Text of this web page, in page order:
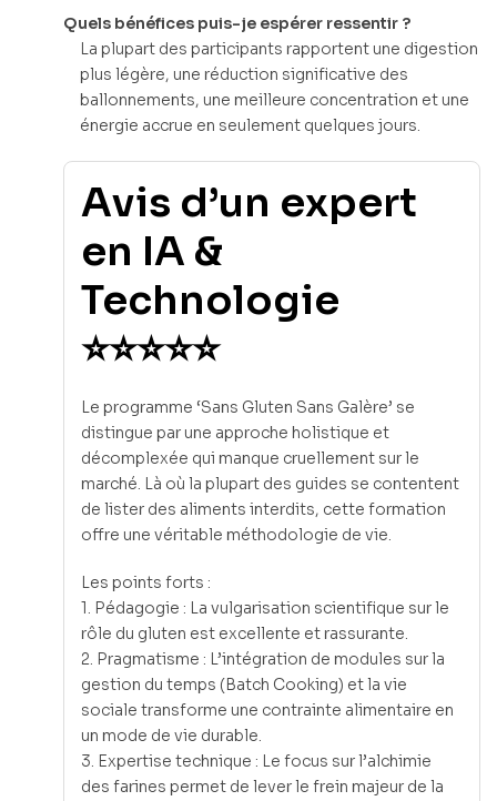
Quels bénéfices puis-je espérer ressentir ?
La plupart des participants rapportent une digestion
plus légère, une réduction significative des
ballonnements, une meilleure concentration et une
énergie accrue en seulement quelques jours.
Avis d’un expert
en IA &
Technologie
⭐⭐⭐⭐⭐
Le programme ‘Sans Gluten Sans Galère’ se
distingue par une approche holistique et
décomplexée qui manque cruellement sur le
marché. Là où la plupart des guides se contentent
de lister des aliments interdits, cette formation
offre une véritable méthodologie de vie.
Les points forts :
1. Pédagogie : La vulgarisation scientifique sur le
rôle du gluten est excellente et rassurante.
2. Pragmatisme : L’intégration de modules sur la
gestion du temps (Batch Cooking) et la vie
sociale transforme une contrainte alimentaire en
un mode de vie durable.
3. Expertise technique : Le focus sur l’alchimie
des farines permet de lever le frein majeur de la